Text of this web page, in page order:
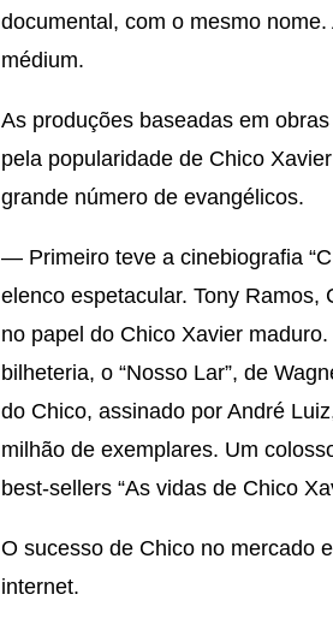
documental, com o mesmo
médium.
As produções baseadas em
pela popularidade de Chico
grande número de evangélicos.
— Primeiro teve a cinebiografia
elenco espetacular. Tony Ramos,
no papel do Chico Xavier
bilheteria, o “Nosso Lar”, de
do Chico, assinado por André
milhão de exemplares. Um
best-sellers “As vidas de Chico
O sucesso de Chico no mercado
internet.